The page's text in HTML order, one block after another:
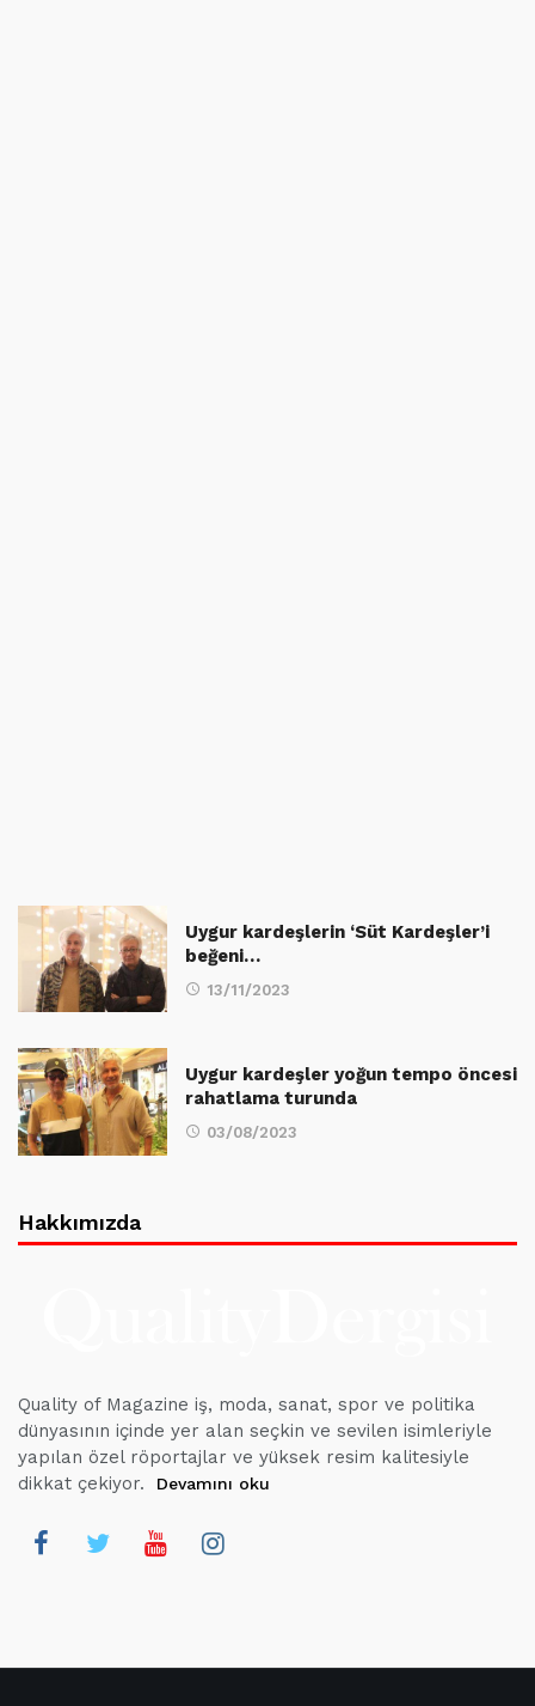
Uygur kardeşlerin ‘Süt Kardeşler’i
beğeni…
13/11/2023
Uygur kardeşler yoğun tempo öncesi
rahatlama turunda
03/08/2023
Hakkımızda
Quality of Magazine iş, moda, sanat, spor ve politika
dünyasının içinde yer alan seçkin ve sevilen isimleriyle
yapılan özel röportajlar ve yüksek resim kalitesiyle
dikkat çekiyor.
Devamını oku